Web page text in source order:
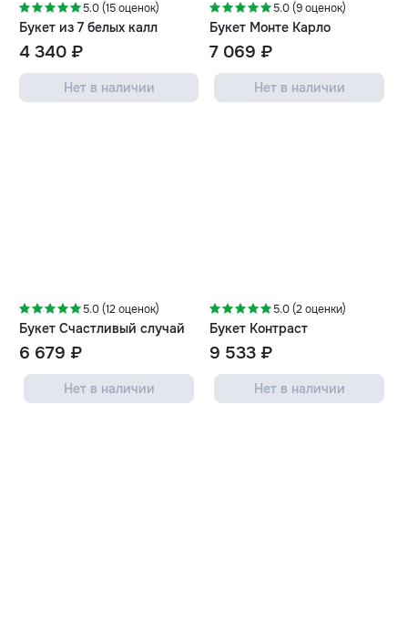
5.0 (15 оценок)
Букет из 7 белых калл
4 340 ₽
Нет в наличии
5.0 (9 оценок)
Букет Монте Карло
7 069 ₽
Нет в наличии
5.0 (12 оценок)
Букет Счастливый случай
6 679 ₽
Нет в наличии
5.0 (2 оценки)
Букет Контраст
9 533 ₽
Нет в наличии